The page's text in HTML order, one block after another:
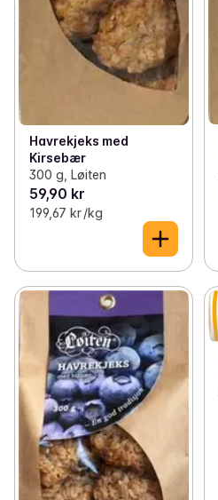
Havrekjeks med
Kirsebær
300 g, Løiten
59,90 kr
199,67 kr /kg